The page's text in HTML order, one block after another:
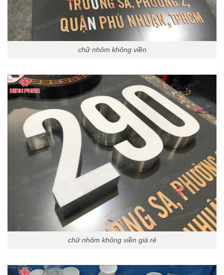
chữ nhôm không viền
chữ nhôm không viền giá rẻ